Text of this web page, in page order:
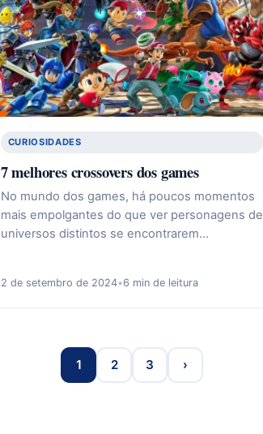
CURIOSIDADES
7 melhores crossovers dos games
No mundo dos games, há poucos momentos
mais empolgantes do que ver personagens de
universos distintos se encontrarem…
2 de setembro de 2024•6 min de leitura
1 2 3 ›